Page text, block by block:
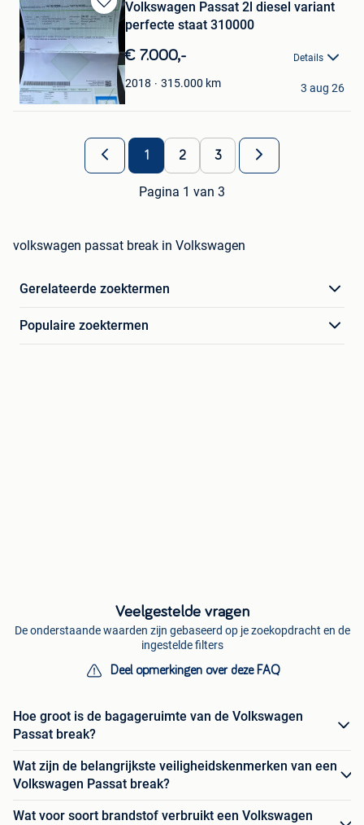
Bewaren
in
Mijn
Favorieten
Volkswagen Passat 2l diesel variant
perfecte staat 310000
€ 7.000,- Details
2018 315.000 km
Bouchra
Eeklo
3 aug 26
1 2 3
Pagina 1 van 3
volkswagen passat break in Volkswagen
Gerelateerde zoektermen
Populaire zoektermen
Veelgestelde vragen
De onderstaande waarden zijn gebaseerd op je zoekopdracht en de
ingestelde filters
Deel opmerkingen over deze FAQ
Hoe groot is de bagageruimte van de Volkswagen
Passat break?
Wat zijn de belangrijkste veiligheidskenmerken van een
Volkswagen Passat break?
Wat voor soort brandstof verbruikt een Volkswagen